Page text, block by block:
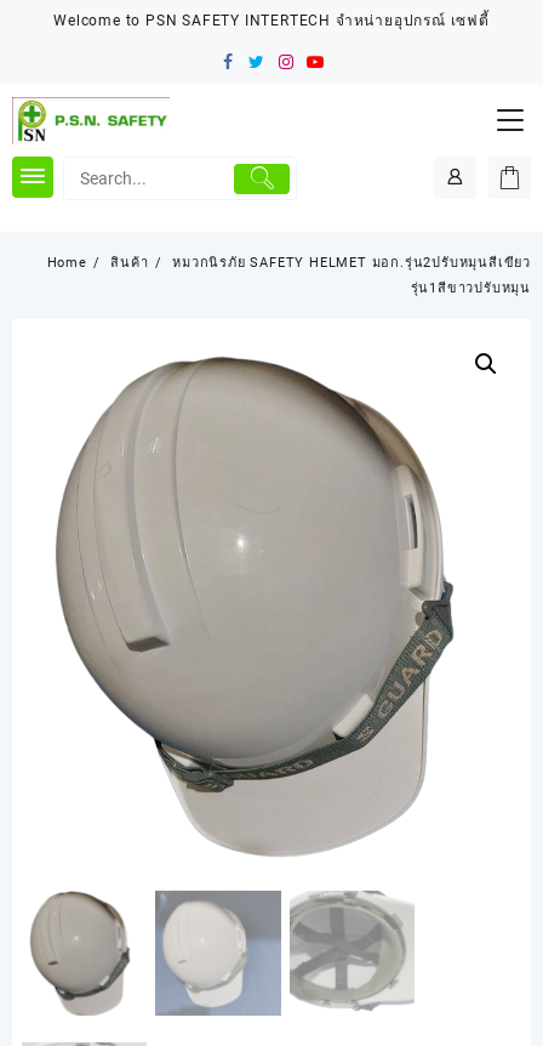
Welcome to PSN SAFETY INTERTECH จำหน่ายอุปกรณ์ เซฟตี้
Home สินค้า
หมวกนิรภัย SAFETY HELMET มอก.รุ่น2ปรับหมุนสีเขียว
รุ่น1สีขาวปรับหมุน